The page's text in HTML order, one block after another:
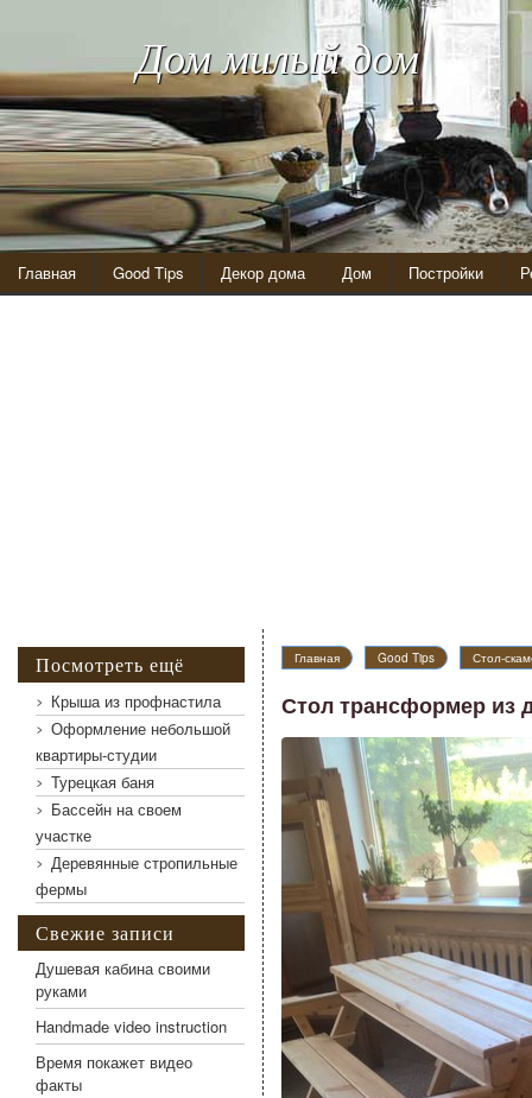
Дом милый дом
Главная Good Tips Декор дома Дом Постройки
Главная Good Tips Стол-
Стол трансформер из
Стол трансформер из дерева
Посмотреть ещё
Крыша из профнастила
Оформление небольшой
квартиры-студии
Турецкая баня
Бассейн на своем
участке
Деревянные стропильные
фермы
Свежие записи
Душевая кабина своими
руками
Handmade video instruction
Время покажет видео
факты